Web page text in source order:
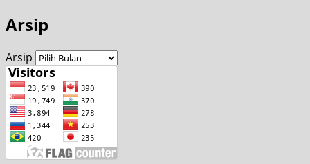
Arsip
Arsip